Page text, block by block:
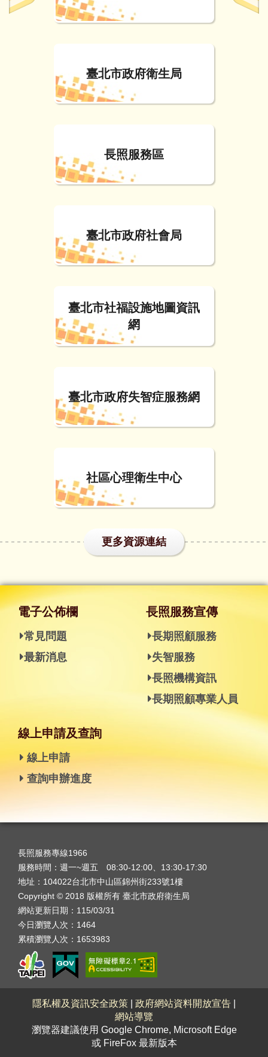
臺北市政府衛生局
長照服務區
臺北市政府社會局
臺北市社福設施地圖資訊
網
臺北市政府失智症服務網
社區心理衛生中心
更多資源連結
電子公佈欄
常見問題
最新消息
長照服務宣傳
長期照顧服務
失智服務
長照機構資訊
長期照顧專業人員
線上申請及查詢
線上申請
查詢申辦進度
長照服務專線1966
服務時間：週一~週五 08:30-12:00、13:30-17:30
地址：104022台北市中山區錦州街233號1樓
Copyright © 2018 版權所有 臺北市政府衛生局
網站更新日期：115/03/31
今日瀏覽人次：1464
累積瀏覽人次：1653983
隱私權及資訊安全政策 政府網站資料開放宣告
網站導覽
瀏覽器建議使用 Google Chrome, Microsoft Edge
或 FireFox 最新版本